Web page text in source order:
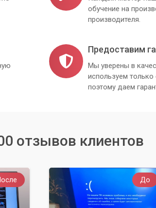
обучение на
производителя.
Предоставим
Мы уверены в
используем
поэтому даем
отзывов клиентов
До